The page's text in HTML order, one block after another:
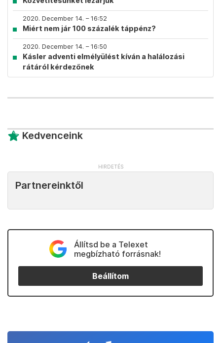
2020. December 14. – 16:52
Miért nem jár 100 százalék táppénz?
2020. December 14. – 16:50
Kásler adventi elmélyülést kíván a halálozási
rátáról kérdezőnek
Kedvenceink
Partnereinktől
Állítsd be a Telexet
megbízható forrásnak!
Beállítom